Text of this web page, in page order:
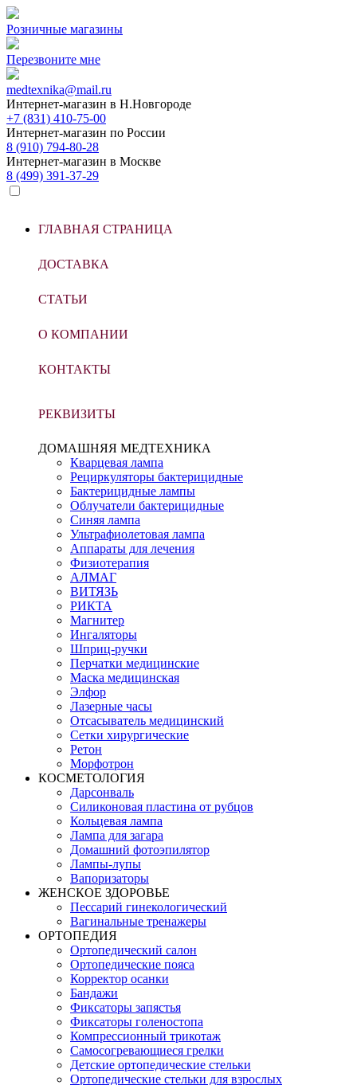
Розничные магазины
Перезвоните мне
medtexnika@mail.ru
Интернет-магазин в Н.Новгороде
+7 (831) 410-75-00
Интернет-магазин по России
8 (910) 794-80-28
Интернет-магазин в Москве
8 (499) 391-37-29
ГЛАВНАЯ СТРАНИЦА
ДОСТАВКА
СТАТЬИ
О КОМПАНИИ
КОНТАКТЫ
РЕКВИЗИТЫ
ДОМАШНЯЯ МЕДТЕХНИКА
Кварцевая лампа
Рециркуляторы бактерицидные
Бактерицидные лампы
Облучатели бактерицидные
Синяя лампа
Ультрафиолетовая лампа
Аппараты для лечения
Физиотерапия
АЛМАГ
ВИТЯЗЬ
РИКТА
Магнитер
Ингаляторы
Шприц-ручки
Перчатки медицинские
Маска медицинская
Элфор
Лазерные часы
Отсасыватель медицинский
Сетки хирургические
Ретон
Морфотрон
КОСМЕТОЛОГИЯ
Дарсонваль
Силиконовая пластина от рубцов
Кольцевая лампа
Лампа для загара
Домашний фотоэпилятор
Лампы-лупы
Вапоризаторы
ЖЕНСКОЕ ЗДОРОВЬЕ
Пессарий гинекологический
Вагинальные тренажеры
ОРТОПЕДИЯ
Ортопедический салон
Ортопедические пояса
Корректор осанки
Бандажи
Фиксаторы запястья
Фиксаторы голеностопа
Компрессионный трикотаж
Самосогревающиеся грелки
Детские ортопедические стельки
Ортопедические стельки для взрослых